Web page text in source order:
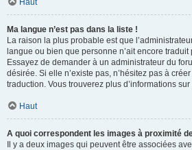
Haut
Ma langue n’est pas dans la liste !
La raison la plus probable est que
langue ou bien que personne n’ait encore
Essayez de demander à un administrateur du
désirée. Si elle n’existe pas, n’hésitez pas à
traduction. Vous trouverez plus d’informations
Haut
A quoi correspondent les images à proximité
Il y a deux images qui peuvent être associées